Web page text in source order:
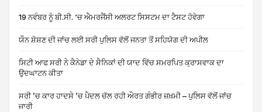
19 ਨਵੰਬਰ ਨੂੰ ਬੀ.ਸੀ. ‘ਚ ਐਮਰਜੈਂਸੀ ਅਲਰਟ ਸਿਸਟਮ ਦਾ ਟੈਸਟ ਹੋਵੇਗਾ
ਯੌਨ ਸ਼ੋਸ਼ਣ ਦੀ ਜਾਂਚ ਲਈ ਸਰੀ ਪੁਲਿਸ ਵੱਲੋਂ ਜਨਤਾ ਤੋਂ ਸਹਿਯੋਗ ਦੀ ਅਪੀਲ
ਸਿਟੀ ਆਫ ਸਰੀ ਨੇ ਕੈਨੇਡਾ ਦੇ ਸੈਨਿਕਾਂ ਦੀ ਯਾਦ ਵਿੱਚ ਸਮਰਪਿਤ ਕ੍ਰਾਸਵਾਕ ਦਾ
ਉਦਘਾਟਨ ਕੀਤਾ
ਸਰੀ ’ਚ ਕਾਰ ਹਾਦਸੇ ’ਚ ਪੈਦਲ ਚੱਲ ਰਹੀ ਔਰਤ ਗੰਭੀਰ ਜ਼ਖ਼ਮੀ – ਪੁਲਿਸ ਵੱਲੋਂ ਜਾਂਚ
ਜਾਰੀ